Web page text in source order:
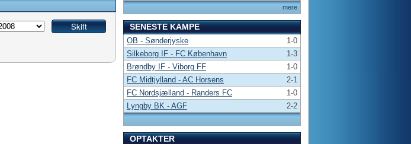
mere
SENESTE KAMPE
OB - Sønderjyske
1-0
Silkeborg IF - FC København
1-3
Brøndby IF - Viborg FF
1-0
FC Midtjylland - AC Horsens
2-1
FC Nordsjælland - Randers FC
1-0
Lyngby BK - AGF
2-2
OPTAKTER